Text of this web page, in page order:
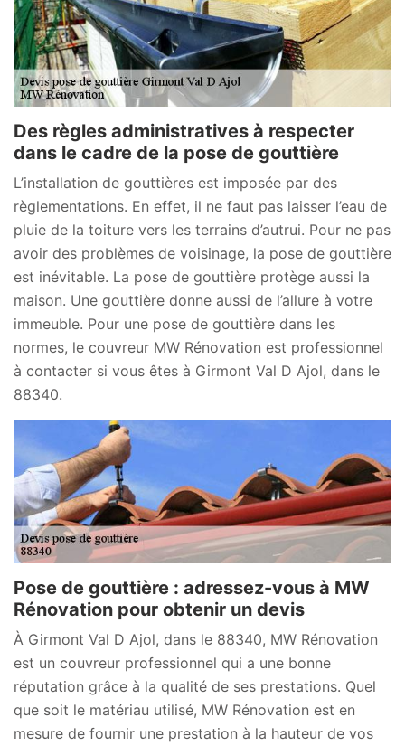
Des règles administratives à respecter
dans le cadre de la pose de gouttière
L’installation de gouttières est imposée par des
règlementations. En effet, il ne faut pas laisser l’eau de
pluie de la toiture vers les terrains d’autrui. Pour ne pas
avoir des problèmes de voisinage, la pose de gouttière
est inévitable. La pose de gouttière protège aussi la
maison. Une gouttière donne aussi de l’allure à votre
immeuble. Pour une pose de gouttière dans les
normes, le couvreur MW Rénovation est professionnel
à contacter si vous êtes à Girmont Val D Ajol, dans le
88340.
Pose de gouttière : adressez-vous à MW
Rénovation pour obtenir un devis
À Girmont Val D Ajol, dans le 88340, MW Rénovation
est un couvreur professionnel qui a une bonne
réputation grâce à la qualité de ses prestations. Quel
que soit le matériau utilisé, MW Rénovation est en
mesure de fournir une prestation à la hauteur de vos